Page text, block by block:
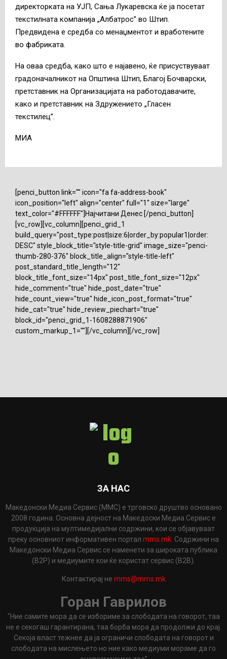
директорката на УЈП, Сања Лукаревска ќе ја посетат
текстилната компанија „Албатрос” во Штип.
Предвидена е средба со менаџментот и вработените
во фабриката.
На оваа средба, како што е најавено, ќе присуствуваат
градоначалникот на Општина Штип, Благој Бочварски,
претставник на Организацијата на работодавачите,
како и претставник на Здружението „Гласен
текстилец”.
МИА
[penci_button link="" icon="fa fa-address-book"
icon_position="left" align="center" full="1" size="large"
text_color="#FFFFFF"]Најчитани Денес [/penci_button]
[vc_row][vc_column][penci_grid_1
build_query="post_type:post|size:6|order_by:popular1|order:
DESC" style_block_title="style-title-grid" image_size="penci-
thumb-280-376" block_title_align="style-title-left"
post_standard_title_length="12"
block_title_font_size="14px" post_title_font_size="12px"
hide_comment="true" hide_post_date="true"
hide_count_view="true" hide_icon_post_format="true"
hide_cat="true" hide_review_piechart="true"
block_id="penci_grid_1-1608288871906"
custom_markup_1=""][/vc_column][/vc_row]
ЗА НАС
Македонски Медиа Сервис (ММС) е трговско друштво основано
2008 година. Основна дејност на Македоски Медиа Сервис е
продукција на мултимедијални содржини, кои се објавуваат
преку основниот информативен портал mms.mk . Содржини на
Македонски Медиа Сервис се наменети за широката публика
(B2P) и медиумите кои ќе користат сервис (B2B).
Контактирај не mms@mms.mk
Горан Гаврилов
"Ние самите мора да се избориме за слободата на говорот, таа
не е секогаш гарантирана, таа борба мора да продолжи до крај.
Секоја власт тежнее да ја ограничи слободата на говорот и
слободата на мислењето но ние како медиуми мораме да го